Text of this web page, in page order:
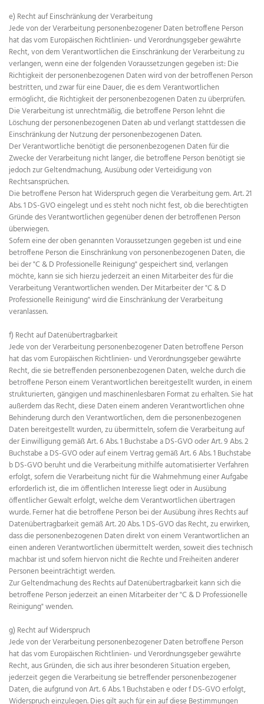
e) Recht auf Einschränkung der Verarbeitung
Jede von der Verarbeitung personenbezogener Daten betroffene Person
hat das vom Europäischen Richtlinien- und Verordnungsgeber gewährte
Recht, von dem Verantwortlichen die Einschränkung der Verarbeitung zu
verlangen, wenn eine der folgenden Voraussetzungen gegeben ist: Die
Richtigkeit der personenbezogenen Daten wird von der betroffenen Person
bestritten, und zwar für eine Dauer, die es dem Verantwortlichen
ermöglicht, die Richtigkeit der personenbezogenen Daten zu überprüfen.
Die Verarbeitung ist unrechtmäßig, die betroffene Person lehnt die
Löschung der personenbezogenen Daten ab und verlangt stattdessen die
Einschränkung der Nutzung der personenbezogenen Daten.
Der Verantwortliche benötigt die personenbezogenen Daten für die
Zwecke der Verarbeitung nicht länger, die betroffene Person benötigt sie
jedoch zur Geltendmachung, Ausübung oder Verteidigung von
Rechtsansprüchen.
Die betroffene Person hat Widerspruch gegen die Verarbeitung gem. Art. 21
Abs. 1 DS-GVO eingelegt und es steht noch nicht fest, ob die berechtigten
Gründe des Verantwortlichen gegenüber denen der betroffenen Person
überwiegen.
Sofern eine der oben genannten Voraussetzungen gegeben ist und eine
betroffene Person die Einschränkung von personenbezogenen Daten, die
bei der "C & D Professionelle Reinigung" gespeichert sind, verlangen
möchte, kann sie sich hierzu jederzeit an einen Mitarbeiter des für die
Verarbeitung Verantwortlichen wenden. Der Mitarbeiter der "C & D
Professionelle Reinigung" wird die Einschränkung der Verarbeitung
veranlassen.
f) Recht auf Datenübertragbarkeit
Jede von der Verarbeitung personenbezogener Daten betroffene Person
hat das vom Europäischen Richtlinien- und Verordnungsgeber gewährte
Recht, die sie betreffenden personenbezogenen Daten, welche durch die
betroffene Person einem Verantwortlichen bereitgestellt wurden, in einem
strukturierten, gängigen und maschinenlesbaren Format zu erhalten. Sie hat
außerdem das Recht, diese Daten einem anderen Verantwortlichen ohne
Behinderung durch den Verantwortlichen, dem die personenbezogenen
Daten bereitgestellt wurden, zu übermitteln, sofern die Verarbeitung auf
der Einwilligung gemäß Art. 6 Abs. 1 Buchstabe a DS-GVO oder Art. 9 Abs. 2
Buchstabe a DS-GVO oder auf einem Vertrag gemäß Art. 6 Abs. 1 Buchstabe
b DS-GVO beruht und die Verarbeitung mithilfe automatisierter Verfahren
erfolgt, sofern die Verarbeitung nicht für die Wahrnehmung einer Aufgabe
erforderlich ist, die im öffentlichen Interesse liegt oder in Ausübung
öffentlicher Gewalt erfolgt, welche dem Verantwortlichen übertragen
wurde. Ferner hat die betroffene Person bei der Ausübung ihres Rechts auf
Datenübertragbarkeit gemäß Art. 20 Abs. 1 DS-GVO das Recht, zu erwirken,
dass die personenbezogenen Daten direkt von einem Verantwortlichen an
einen anderen Verantwortlichen übermittelt werden, soweit dies technisch
machbar ist und sofern hiervon nicht die Rechte und Freiheiten anderer
Personen beeinträchtigt werden.
Zur Geltendmachung des Rechts auf Datenübertragbarkeit kann sich die
betroffene Person jederzeit an einen Mitarbeiter der "C & D Professionelle
Reinigung" wenden.
g) Recht auf Widerspruch
Jede von der Verarbeitung personenbezogener Daten betroffene Person
hat das vom Europäischen Richtlinien- und Verordnungsgeber gewährte
Recht, aus Gründen, die sich aus ihrer besonderen Situation ergeben,
jederzeit gegen die Verarbeitung sie betreffender personenbezogener
Daten, die aufgrund von Art. 6 Abs. 1 Buchstaben e oder f DS-GVO erfolgt,
Widerspruch einzulegen. Dies gilt auch für ein auf diese Bestimmungen